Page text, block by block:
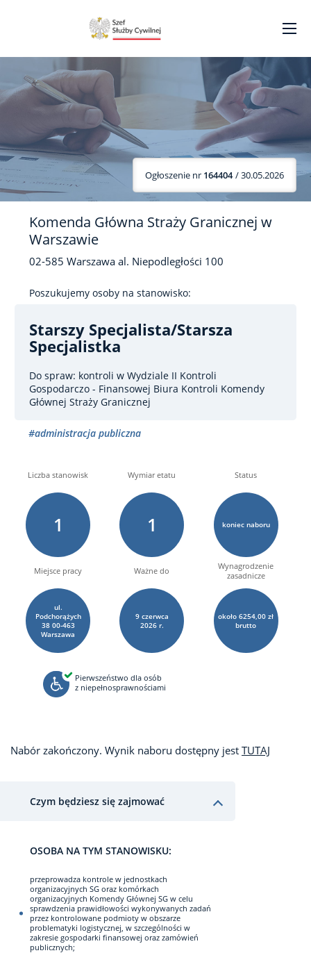
Ogłoszenie nr 164404 / 30.05.2026
Komenda Główna Straży Granicznej w
Warszawie
02-585 Warszawa al. Niepodległości 100
Poszukujemy osoby na stanowisko:
Starszy Specjalista/starsza
Specjalistka
Do spraw: kontroli w Wydziale II Kontroli
Gospodarczo - Finansowej Biura Kontroli Komendy
Głównej Straży Granicznej
#administracja publiczna
Liczba stanowisk
1
Wymiar etatu
1
Status
koniec naboru
Miejsce pracy
ul.
Podchorążych
38 00-463
Warszawa
Ważne do
9 czerwca
2026 r.
Wynagrodzenie
zasadnicze
około 6254,00 zł
brutto
Pierwszeństwo dla osób
z niepełnosprawnościami
Nabór zakończony. Wynik naboru dostępny jest TUTAJ
Czym będziesz się zajmować
OSOBA NA TYM STANOWISKU:
przeprowadza kontrole w jednostkach
organizacyjnych SG oraz komórkach
organizacyjnych Komendy Głównej SG w celu
sprawdzenia prawidłowości wykonywanych zadań
przez kontrolowane podmioty w obszarze
problematyki logistycznej, w szczególności w
zakresie gospodarki finansowej oraz zamówień
publicznych;